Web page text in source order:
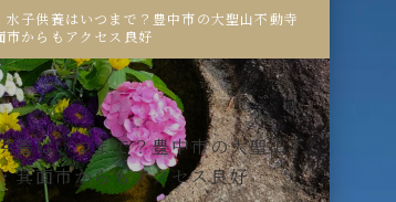
不動寺について
祈願
先祖供養
年中行事
仏像彫刻
水子供養はいつまで？豊中市の大聖山不動寺
市からもアクセス良好
2024.11.19
養はいつまで？豊中市の大聖山不
箕面市からもアクセス良好